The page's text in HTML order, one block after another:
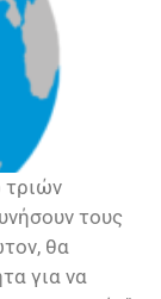
τριών
τους
θα
για να